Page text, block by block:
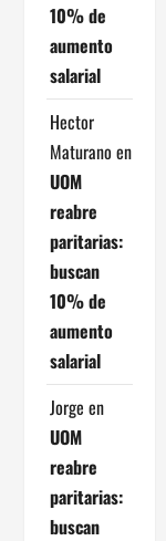
10% de
aumento
salarial
Hector
Maturano en
UOM
reabre
paritarias:
buscan
10% de
aumento
salarial
Jorge en
UOM
reabre
paritarias:
buscan